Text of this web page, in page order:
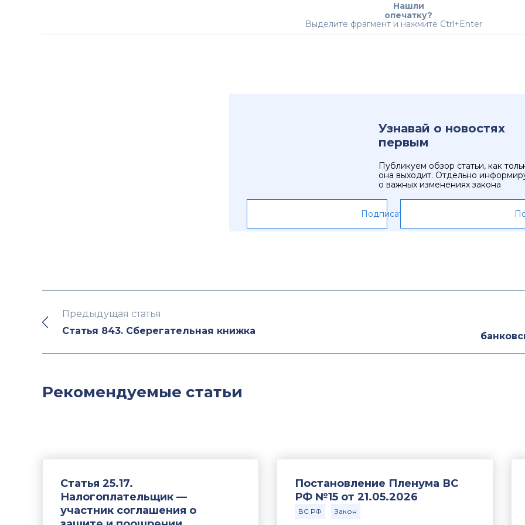
Нашли
опечатку?
Выделите фрагмент и нажмите Ctrl+Enter
Узнавай о новостях
первым
Публикуем обзор статьи, как
она выходит. Отдельно
о важных изменениях закона
Подписаться
Предыдущая статья
Статья 843. Сберегательная книжка
Рекомендуемые статьи
Статья 25.17.
Налогоплательщик —
участник соглашения о
Постановление Пленума ВС
РФ №15 от 21.05.2026
ВС РФ Закон